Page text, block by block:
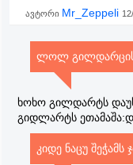
ავტორი Mr_Zeppeli
ლოლ გილდარცის
ხოხო გილდარტს
გიდლარტს ეთამაშა:დ
კიდე ნაცუ შეჭამს